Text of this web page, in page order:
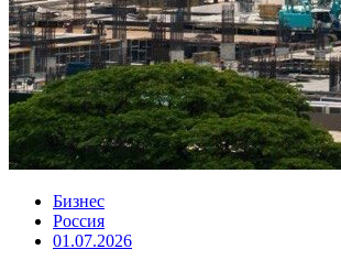
Бизнес
Россия
01.07.2026